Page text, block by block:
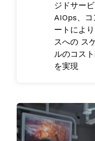
ジドサー
AIOps、
ートにより
スへの ス
ルのコス
を実現